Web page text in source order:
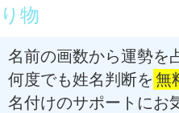
り物
名前の画数から運勢を
何度でも姓名判断を 無
名付けのサポートにお